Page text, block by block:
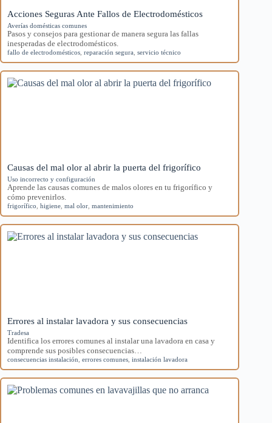
Acciones Seguras Ante Fallos de Electrodomésticos
Averías domésticas comunes
Pasos y consejos para gestionar de manera segura las fallas
inesperadas de electrodomésticos.
fallo de electrodomésticos reparación segura servicio técnico
Causas del mal olor al abrir la puerta del frigorífico
Uso incorrecto y configuración
Aprende las causas comunes de malos olores en tu frigorífico y
cómo prevenirlos.
frigorífico higiene mal olor mantenimiento
Errores al instalar lavadora y sus consecuencias
Tradesa
Identifica los errores comunes al instalar una lavadora en casa y
comprende sus posibles consecuencias…
consecuencias instalación errores comunes instalación lavadora